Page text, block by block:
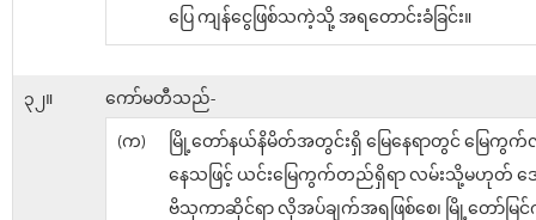
ပြေ ကျန်ငွေဖြစ်သကဲ့သို့ အရတောင်းခံခြင်း။
၃၂။ ကော်မတီသည်-
(က)
မြို့တော်နယ်နိမိတ်အတွင်းရှိ မြေနေရာတွင် မြေကွက်
နေသဖြင့် ယင်းမြေကွက်တည်ရှိရာ လမ်းသို့မဟုတ်
ဗိသုကာဆိုင်ရာ လိုအပ်ချက်အရဖြစ်စေ၊ မြို့တော်မြင်